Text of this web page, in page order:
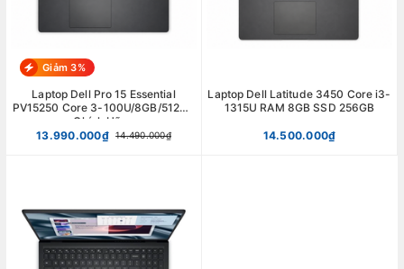
Giảm 3%
Laptop Dell Pro 15 Essential
PV15250 Core 3-100U/8GB/512GB
Chính Hãng
13.990.000₫
14.490.000₫
Laptop Dell Latitude 3450 Core i3-
1315U RAM 8GB SSD 256GB
14.500.000₫